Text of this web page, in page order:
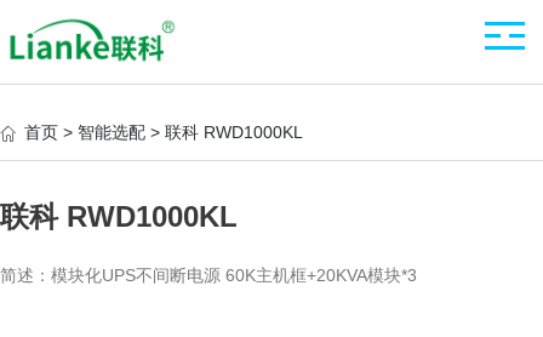
首页 > 智能选配 > 联科 RWD1000KL
联科 RWD1000KL
简述：模块化UPS不间断电源 60K主机框+20KVA模块*3